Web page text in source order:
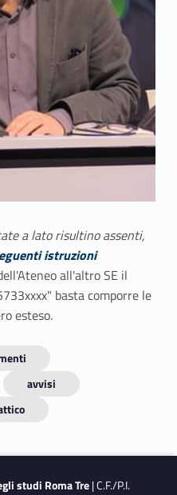
a lato risultino assenti,
istruzioni
all'altro SE il
basta comporre le
esteso.
avvisi
studi Roma Tre| C.F./P.I.